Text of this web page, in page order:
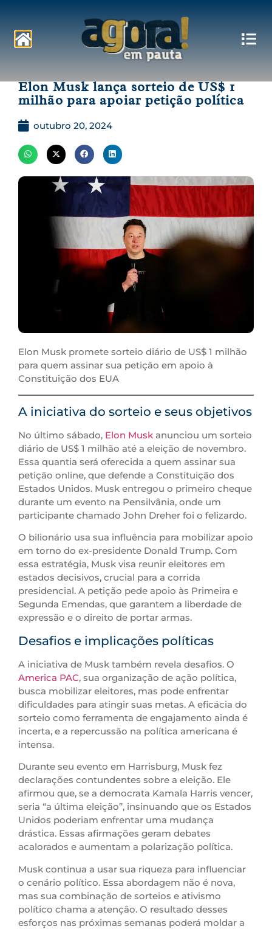
Elon Musk lança sorteio de US$ 1
milhão para apoiar petição política
outubro 20, 2024
Elon Musk promete sorteio diário de US$ 1 milhão
para quem assinar sua petição em apoio à
Constituição dos EUA
A iniciativa do sorteio e seus objetivos
No último sábado, Elon Musk anunciou um sorteio
diário de US$ 1 milhão até a eleição de novembro.
Essa quantia será oferecida a quem assinar sua
petição online, que defende a Constituição dos
Estados Unidos. Musk entregou o primeiro cheque
durante um evento na Pensilvânia, onde um
participante chamado John Dreher foi o felizardo.
O bilionário usa sua influência para mobilizar apoio
em torno do ex-presidente Donald Trump. Com
essa estratégia, Musk visa reunir eleitores em
estados decisivos, crucial para a corrida
presidencial. A petição pede apoio às Primeira e
Segunda Emendas, que garantem a liberdade de
expressão e o direito de portar armas.
Desafios e implicações políticas
A iniciativa de Musk também revela desafios. O
America PAC, sua organização de ação política,
busca mobilizar eleitores, mas pode enfrentar
dificuldades para atingir suas metas. A eficácia do
sorteio como ferramenta de engajamento ainda é
incerta, e a repercussão na política americana é
intensa.
Durante seu evento em Harrisburg, Musk fez
declarações contundentes sobre a eleição. Ele
afirmou que, se a democrata Kamala Harris vencer,
seria “a última eleição”, insinuando que os Estados
Unidos poderiam enfrentar uma mudança
drástica. Essas afirmações geram debates
acalorados e aumentam a polarização política.
Musk continua a usar sua riqueza para influenciar
o cenário político. Essa abordagem não é nova,
mas sua combinação de sorteios e ativismo
político chama a atenção. O resultado desses
esforços nas próximas semanas poderá moldar a